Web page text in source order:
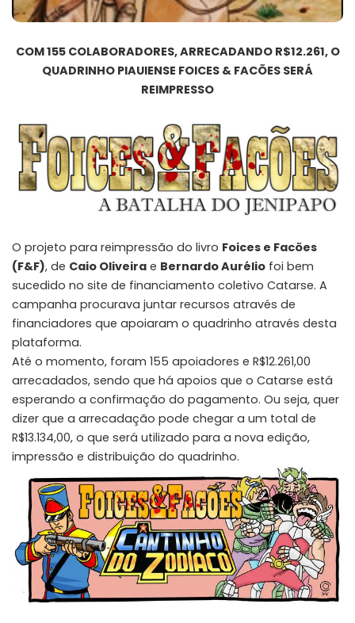
COM 155 COLABORADORES, ARRECADANDO R$12.261, O
QUADRINHO PIAUIENSE FOICES & FACÕES SERÁ
REIMPRESSO
O projeto para reimpressão do livro Foices e Facões
(F&F), de Caio Oliveira e Bernardo Aurélio foi bem
sucedido no site de financiamento coletivo Catarse. A
campanha procurava juntar recursos através de
financiadores que apoiaram o quadrinho através desta
plataforma.
Até o momento, foram 155 apoiadores e R$12.261,00
arrecadados, sendo que há apoios que o Catarse está
esperando a confirmação do pagamento. Ou seja, quer
dizer que a arrecadação pode chegar a um total de
R$13.134,00, o que será utilizado para a nova edição,
impressão e distribuição do quadrinho.